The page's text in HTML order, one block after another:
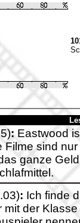
: Eastwood
Filme sind
ganze
: Ich finde
mit der